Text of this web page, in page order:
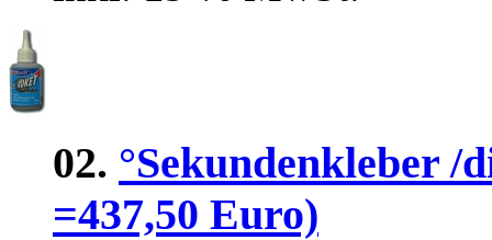
02. °Sekundenkleber /
=437,50 Euro)